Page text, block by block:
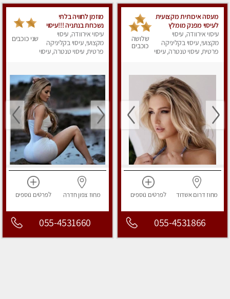
מעסה איכותית מקצועית
לעיסוי מפנק מומלץ
מאוד ....פרטי!! ללא מין
!!
עיסוי אירוודה, עיסוי
מקצועי, עיסוי בקליניקה
פרטית, עיסוי טנטרה, עיסוי
שלושה
כוכבים
מחוז דרוםאשדוד לפרטים נוספים
055-4531866
מוזמן לחוויה בלתי
נשכחת בנתניה !!!עיסוי
מפנק ביותר במקום פרטי
לחלוטין!
עיסוי אירוודה, עיסוי
מקצועי, עיסוי בקליניקה
פרטית, עיסוי טנטרה, עיסוי
שני כוכבים
מחוז צפוןחדרה לפרטים נוספים
055-4531660